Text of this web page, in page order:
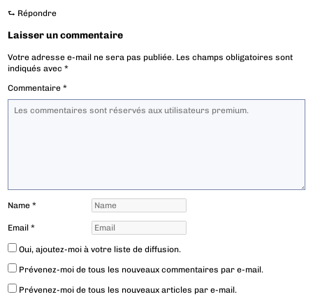
⮑ Répondre
Laisser un commentaire
Votre adresse e-mail ne sera pas publiée. Les champs obligatoires sont
indiqués avec*
Commentaire*
Name*
Email*
Oui, ajoutez-moi à votre liste de diffusion.
Prévenez-moi de tous les nouveaux commentaires par e-mail.
Prévenez-moi de tous les nouveaux articles par e-mail.